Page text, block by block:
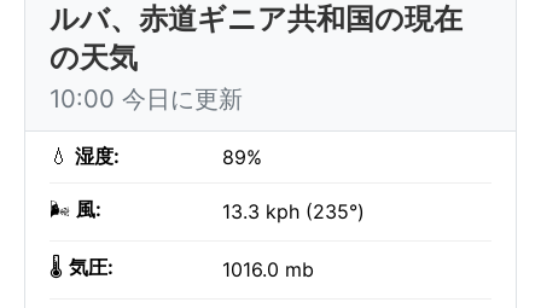
ルバ、赤道ギニア共和国の現在
の天気
10:00 今日に更新
💧 湿度: 89%
🌬️ 風: 13.3 kph (235°)
🌡️ 気圧: 1016.0 mb